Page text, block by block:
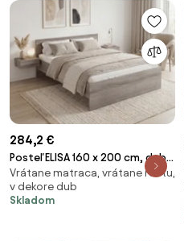
284,2 €
Posteľ ELISA 160 x 200 cm, dub
lanýž Rošt: S lamelovým
roštom, Matrac: Matrac DELUXE
10 cm
Vrátane matraca, vrátane roštu,
v dekore dub
Skladom